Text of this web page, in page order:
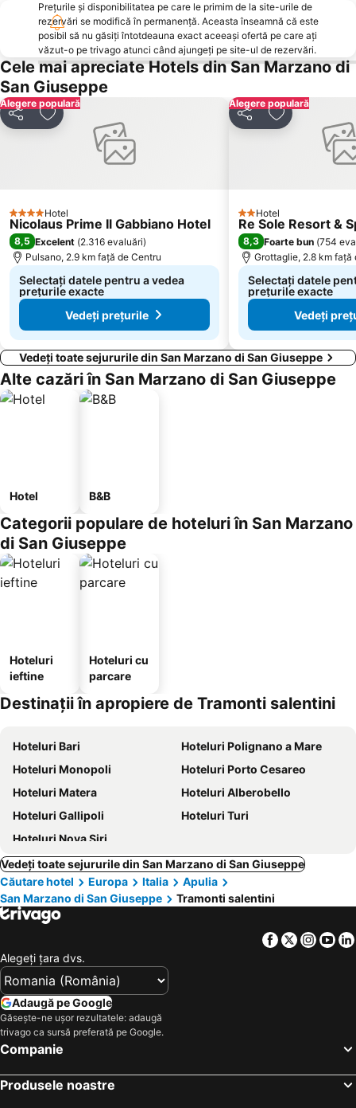
Prețurile și disponibilitatea pe care le primim de la site-urile de
rezervări se modifică în permanență. Aceasta înseamnă că este
posibil să nu găsiți întotdeauna exact aceeași ofertă pe care ați
văzut-o pe trivago atunci când ajungeți pe site-ul de rezervări.
Cele mai apreciate Hotels din San Marzano di
San Giuseppe
Alegere populară
DistribuițiAdăugaţi la favorite
4 SteleHotel
Nicolaus Prime Il Gabbiano Hotel
8,5 Excelent (2.316 evaluări)
Pulsano, 2.9 km faţă de Centru
Selectați datele pentru a vedea
prețurile exacte
Vedeți prețurile
Alegere populară
DistribuițiAdăugaţi la
2 Stele
Hotel
Re Sole Resort &
8,3 Foarte bun (754
Grottaglie, 2.8 km faţă
Selectați datele
prețurile exacte
Vedeți
Vedeți toate sejururile din San Marzano di San Giuseppe
Alte cazări în San Marzano di San Giuseppe
Hotel B&B
Categorii populare de hoteluri în San Marzano
di San Giuseppe
Hoteluri
ieftine
Hoteluri cu
parcare
Destinații în apropiere de Tramonti salentini
Hoteluri Bari
Hoteluri Polignano a Mare
Hoteluri Monopoli
Hoteluri Porto Cesareo
Hoteluri Matera
Hoteluri Alberobello
Hoteluri Gallipoli
Hoteluri Turi
Hoteluri Nova Siri
Vedeți toate sejururile din San Marzano di San Giuseppe
Căutare hotel
Europa Italia
Apulia
San Marzano di San Giuseppe
Tramonti salentini
Facebook
Twitter
Alegeţi ţara dvs.
Adaugă pe Google
Găsește-ne ușor rezultatele: adaugă
trivago ca sursă preferată pe Google.
Companie
Produsele noastre